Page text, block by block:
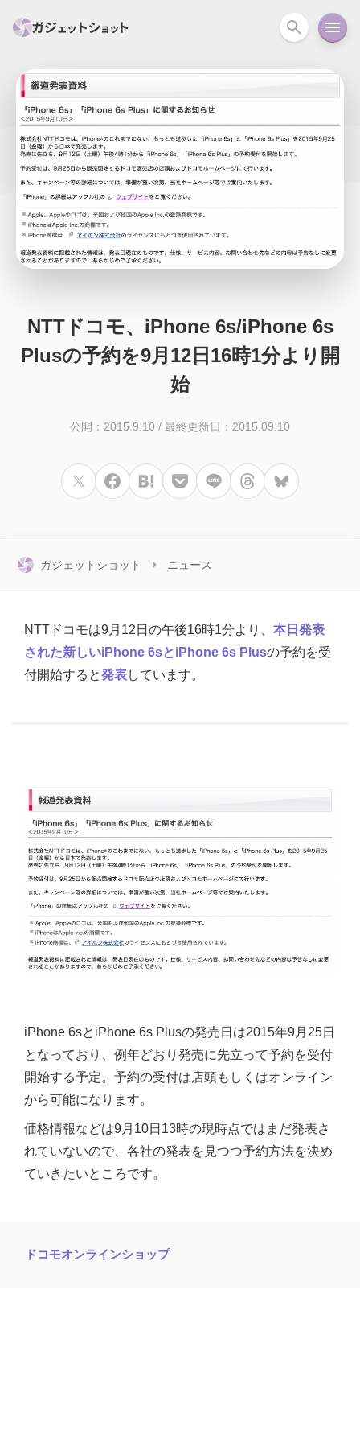
すべて スマホ PC関連 カメラ ウェアラ
セール情報 スマートホーム アクションカメラ
回線 iPhone iPad Mac Android コラム
ガイド ニュース オーディオ 周辺機器
NTTドコモ、iPhone 6s/iPhone 6s
Plusの予約を9月12日16時1分より開
始
公開：2015.9.10 / 最終更新日：2015.09.10
ガジェットショット ニュース
NTTドコモは9月12日の午後16時1分より、 本日発表
された新しいiPhone 6sとiPhone 6s Plusの予約を受
付開始すると発表しています。
iPhone 6sとiPhone 6s Plusの発売日は2015年9月25日
となっており、例年どおり発売に先立って予約を受付
開始する予定。予約の受付は店頭もしくはオンライン
から可能になります。
価格情報などは9月10日13時の現時点ではまだ発表さ
れていないので、各社の発表を見つつ予約方法を決め
ていきたいところです。
ドコモオンラインショップ